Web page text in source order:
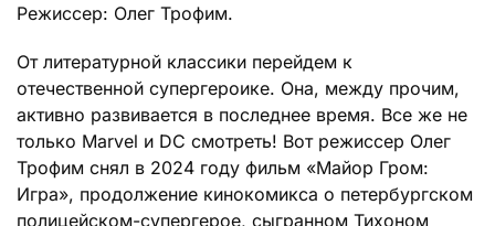
Режиссер: Олег Трофим.
От литературной классики перейдем к
отечественной супергероике. Она, между прочим,
активно развивается в последнее время. Все же не
только Marvel и DC смотреть! Вот режиссер Олег
Трофим снял в 2024 году фильм «Майор Гром:
Игра», продолжение кинокомикса о петербургском
полицейском-супергерое, сыгранном Тихоном